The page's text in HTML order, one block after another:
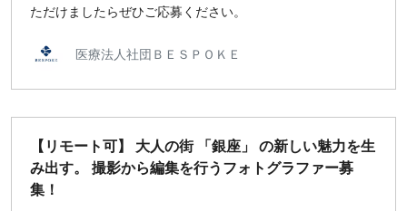
新規事業
土日週末OK
週5日
週4日
ただけましたらぜひご応募ください。
医療法人社団ＢＥＳＰＯＫＥ
【リモート可】 大人の街 「銀座」 の新しい魅力を生
み出す。 撮影から編集を行うフォトグラファー募
集！